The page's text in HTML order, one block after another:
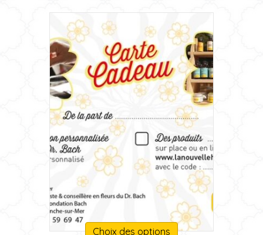
Choix des options
Ce